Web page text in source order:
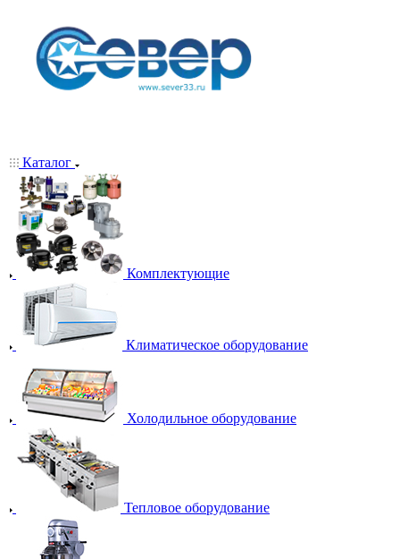
Каталог
Комплектующие
Климатическое оборудование
Холодильное оборудование
Тепловое оборудование